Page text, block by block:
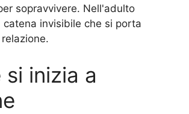
sopravvivere. Nell'adulto
catena invisibile che si porta
si inizia a